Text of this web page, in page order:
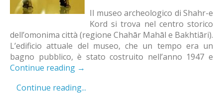
Il museo archeologico di Shahr-e
Kord si trova nel centro storico
dell’omonima città (regione Chahār Mahāl e Bakhtiāri).
L’edificio attuale del museo, che un tempo era un
bagno pubblico, è stato costruito nell’anno 1947 e
Continue reading →
Continue reading...